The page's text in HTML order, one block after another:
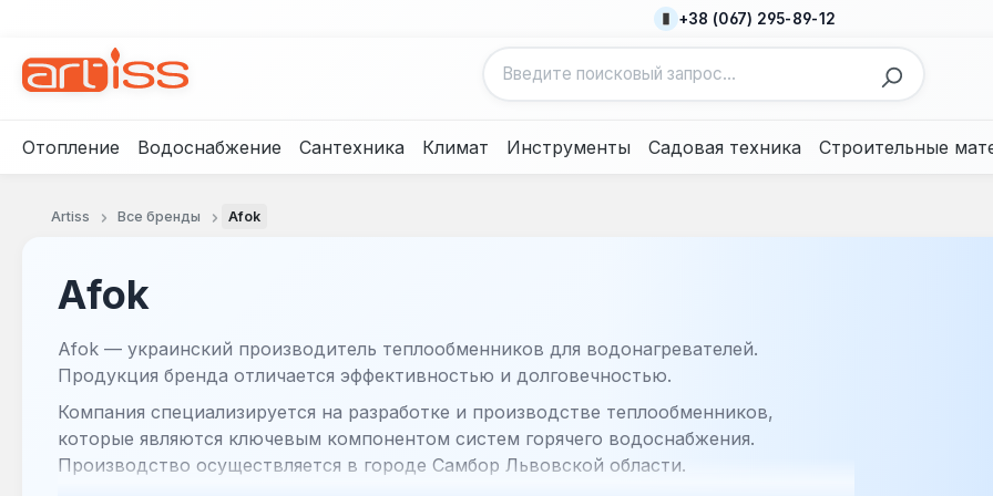
+38 (067) 295-89-12
Отопление Водоснабжение Сантехника Климат Инструменты Садовая техника Строительные
Artiss Все бренды Afok
Afok
Afok — украинский производитель теплообменников для водонагревателей.
Продукция бренда отличается эффективностью и долговечностью.
Компания специализируется на разработке и производстве теплообменников,
которые являются ключевым компонентом систем горячего водоснабжения.
Производство осуществляется в городе Самбор Львовской области.